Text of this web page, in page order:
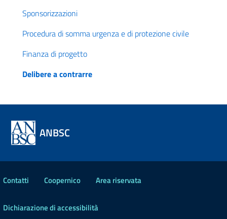
Sponsorizzazioni
Procedura di somma urgenza e di protezione civile
Finanza di progetto
Delibere a contrarre
ANBSC
Contatti Coopernico Area riservata
Dichiarazione di accessibilità